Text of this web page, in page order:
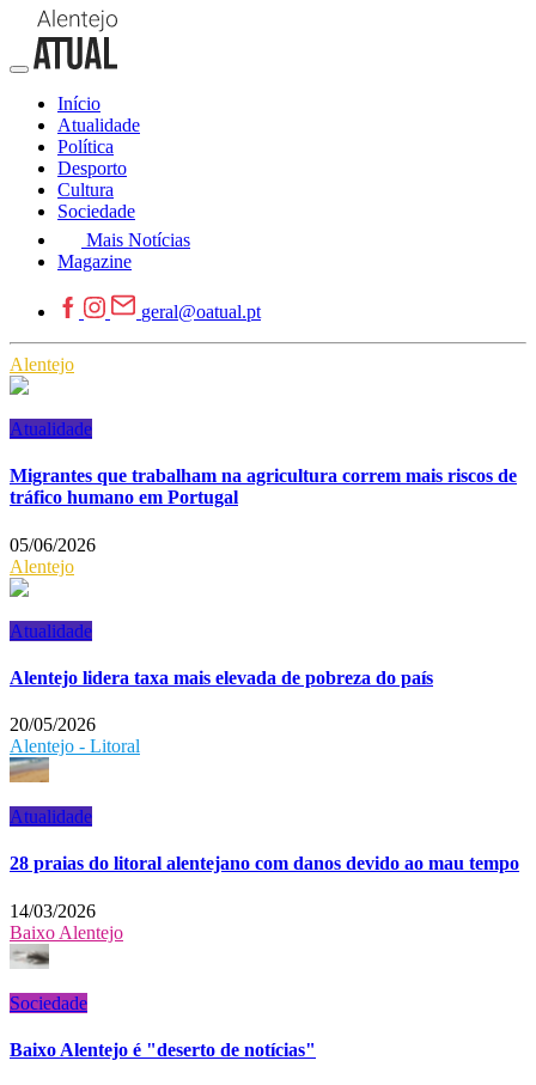
Início
Atualidade
Política
Desporto
Cultura
Sociedade
Mais Notícias
Magazine
geral@oatual.pt
Alentejo
Atualidade
Migrantes que trabalham na agricultura correm mais riscos de
tráfico humano em Portugal
05/06/2026
Alentejo
Atualidade
Alentejo lidera taxa mais elevada de pobreza do país
20/05/2026
Alentejo - Litoral
Atualidade
28 praias do litoral alentejano com danos devido ao mau tempo
14/03/2026
Baixo Alentejo
Sociedade
Baixo Alentejo é "deserto de notícias"